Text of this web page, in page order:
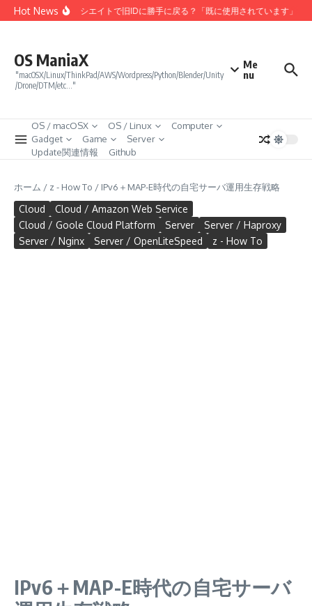
コンテンツへスキップ
Hot News
Amazonアソシエイトで旧IDに勝手に戻る？「既に使用されています」エラ
OS ManiaX
"macOSX/Linux/ThinkPad/AWS/Wordpress/Python/Blender/Unity
/Drone/DTM/etc…"
Me
nu
OS / macOSX OS / Linux
Computer
Gadget
Game
Server
Update関連情報
Github
ホーム / z - How To / IPv6＋MAP-E時代の自宅サーバ運用生存戦略
Cloud
Cloud / Amazon Web Service
Cloud / Goole Cloud Platform
Server
Server / Haproxy
Server / Nginx
Server / OpenLiteSpeed z - How To
IPv6＋MAP-E時代の自宅サーバ